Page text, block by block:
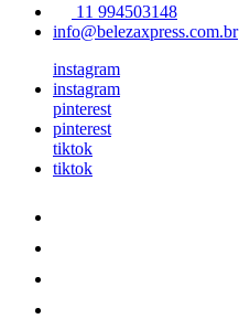
11 994503148
info@belezaxpress.com.br
instagram
instagram
pinterest
pinterest
tiktok
tiktok